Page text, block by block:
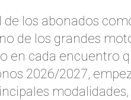
los abonados
de los grandes
cada encuentro
2026/2027,